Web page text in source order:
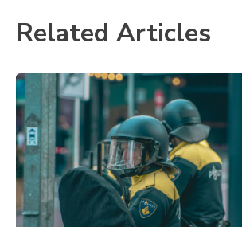
Related Articles